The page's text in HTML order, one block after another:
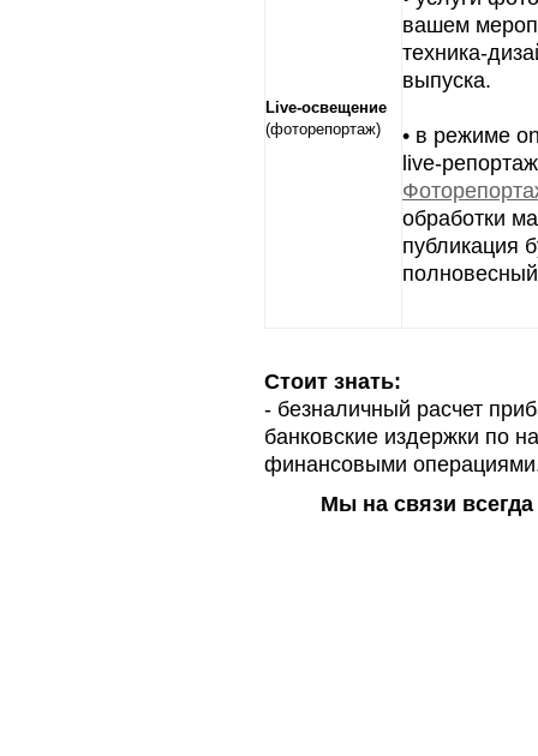
Live-освещение
(фоторепортаж)
вашем
техника-
выпуска.
• в режиме
live-
обработки
публикация
Стоит знать:
- безналичный расчет
банковские издержки по
финансовыми
Мы на связи